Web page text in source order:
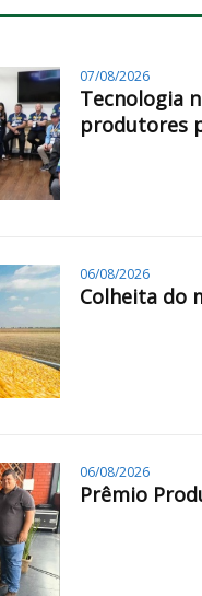
07/08/2026
Tecnologia
produtores
06/08/2026
Colheita do
06/08/2026
Prêmio